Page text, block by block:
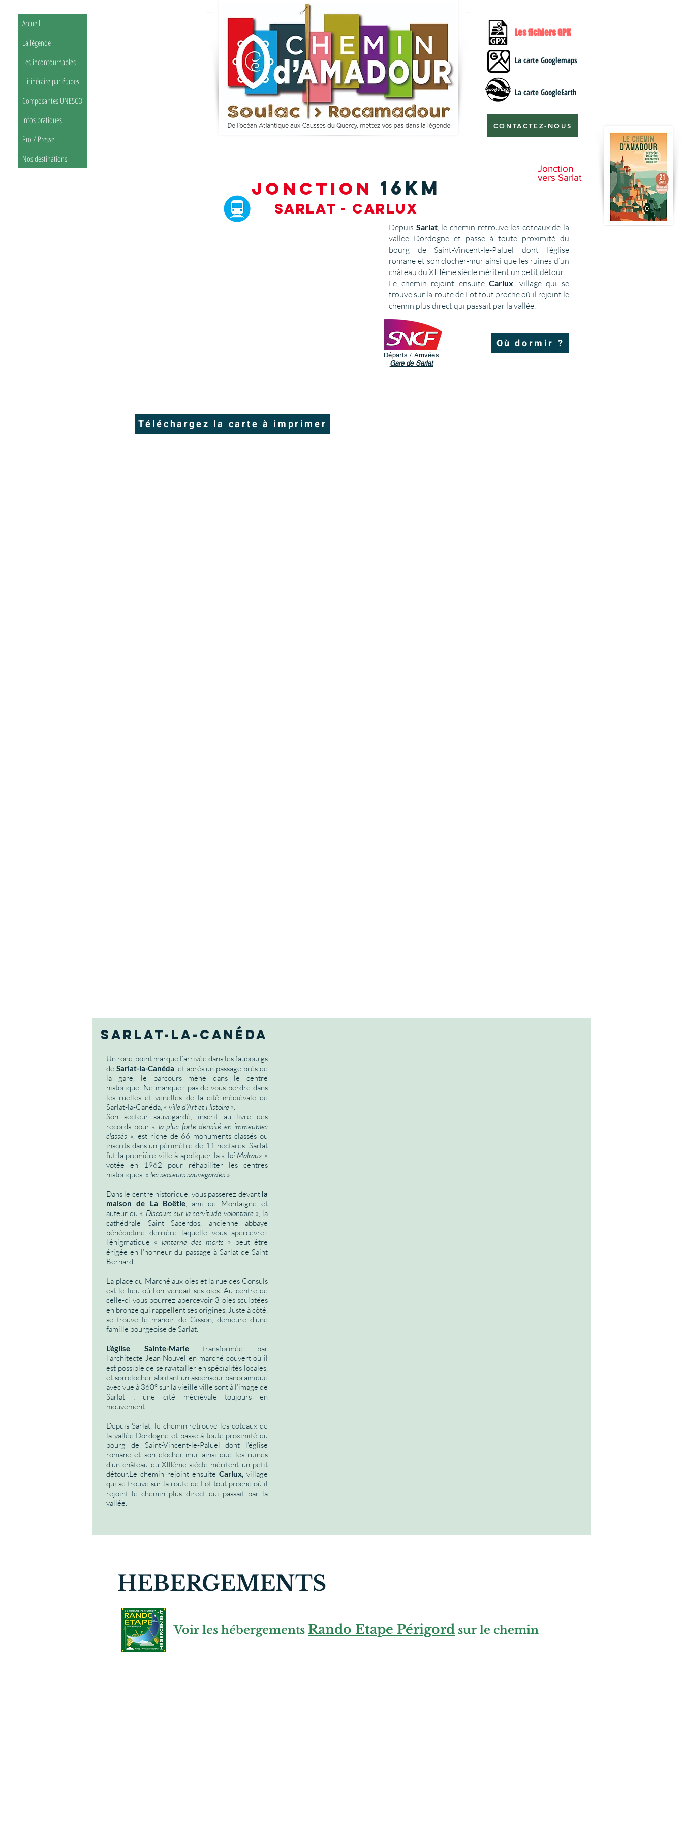
Accueil
La légende
Les incontournables
L'itinéraire par étapes
Composantes UNESCO
Infos pratiques
Pro / Presse
Nos destinations
Les fichiers GPX
La carte Googlemaps
La carte GoogleEarth
CONTACTEZ-NOUS
Depuis Sarlat, le chemin retrouve les coteaux de la
vallée Dordogne et passe à toute proximité du
bourg de Saint-Vincent-le-Paluel dont l’église
romane et son clocher-mur ainsi que les ruines d’un
château du XIIIème siècle méritent un petit détour.
Le chemin rejoint ensuiteCarlux, village qui se
trouve sur la route de Lot tout proche où il rejoint le
chemin plus direct qui passait par la vallée.
Départs / Arrivées
Gare de Sarlat
Où dormir ?
JONCTION 16km
Sarlat - Carlux
Jonction
vers Sarlat
Téléchargez la carte à imprimer
sarlat-la-canéda
Un rond-point marque l’arrivée dans les faubourgs
de Sarlat-la-Canéda, et après un passage près de
la gare, le parcours mène dans le centre
historique. Ne manquez pas de vous perdre dans
les ruelles et venelles de la cité médiévale de
Sarlat-la-Canéda, « ville d’Art et Histoire ».
Son secteur sauvegardé, inscrit au livre des
records pour « la plus forte densité en immeubles
classés », est riche de 66 monuments classés ou
inscrits dans un périmètre de 11 hectares. Sarlat
fut la première ville à appliquer la « loi Malraux »
votée en 1962 pour réhabiliter les centres
historiques, « les secteurs sauvegardés ».
Dans le centre historique, vous passerez devantla
maison de La Boëtie, ami de Montaigne et
auteur du « Discours sur la servitude volontaire», la
cathédrale Saint Sacerdos, ancienne abbaye
bénédictine derrière laquelle vous apercevrez
l’énigmatique « lanterne des morts » peut être
érigée en l’honneur du passage à Sarlat de Saint
Bernard.
La place du Marché aux oies et la rue des Consuls
est le lieu où l’on vendait ses oies. Au centre de
celle-ci vous pourrez apercevoir 3 oies sculptées
en bronze qui rappellent ses origines. Juste à côté,
se trouve le manoir de Gisson, demeure d’une
famille bourgeoise de Sarlat.
L’église Sainte-Marietransformée par
l’architecte Jean Nouvel en marché couvert où il
est possible de se ravitailler en spécialités locales,
et son clocher abritant un ascenseur panoramique
avec vue à 360° sur la vieille ville sont à l’image de
Sarlat : une cité médiévale toujours en
mouvement.
Depuis Sarlat, le chemin retrouve les coteaux de
la vallée Dordogne et passe à toute proximité du
bourg de Saint-Vincent-le-Paluel dont l’église
romane et son clocher-mur ainsi que les ruines
d’un château du XIIIème siècle méritent un petit
détour.Le chemin rejoint ensuite Carlux, village
qui se trouve sur la route de Lot tout proche où il
rejoint le chemin plus direct qui passait par la
vallée.
HEBERGEMENTS
Voir les hébergements Rando Etape Périgord sur le chemin